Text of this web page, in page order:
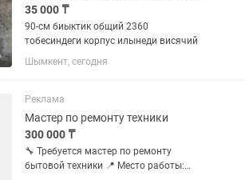
35 000 ₸
90-см биыктик общий 2360
тобесиндеги корпус илынеди висячий
Шымкент, сегодня
Реклама
Мастер по ремонту техники
300 000 ₸
🔧 Требуется мастер по ремонту
бытовой техники 📍 Место работы: